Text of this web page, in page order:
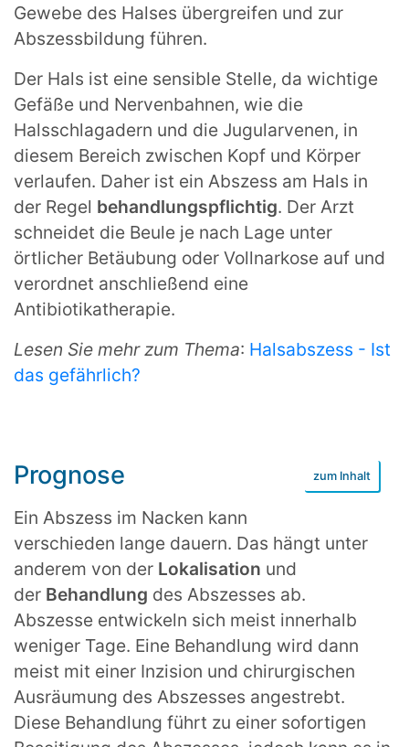
Gewebe des Halses übergreifen und zur
Abszessbildung führen.
Der Hals ist eine sensible Stelle, da wichtige
Gefäße und Nervenbahnen, wie die
Halsschlagadern und die Jugularvenen, in
diesem Bereich zwischen Kopf und Körper
verlaufen. Daher ist ein Abszess am Hals in
der Regel behandlungspflichtig. Der Arzt
schneidet die Beule je nach Lage unter
örtlicher Betäubung oder Vollnarkose auf und
verordnet anschließend eine
Antibiotikatherapie.
Lesen Sie mehr zum Thema: Halsabszess - Ist
das gefährlich?
Prognose
Ein Abszess im Nacken kann
verschieden lange dauern. Das hängt unter
anderem von der Lokalisation und
der Behandlung des Abszesses ab.
Abszesse entwickeln sich meist innerhalb
weniger Tage. Eine Behandlung wird dann
meist mit einer Inzision und chirurgischen
Ausräumung des Abszesses angestrebt.
Diese Behandlung führt zu einer sofortigen